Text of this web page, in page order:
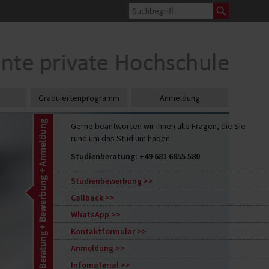
Gerne beantworten wir Ihnen alle Fragen, die Sie
rund um das Studium haben.
Studienberatung: +49 681 6855 580
Studienbewerbung
Callback
WhatsApp
Kontaktformular
Anmeldung
Infomaterial
Graduiertenprogramm Anmeldung